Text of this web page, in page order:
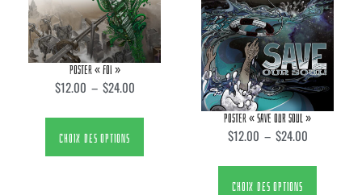
POSTER « FOI »
$12.00 – $24.00
CHOIX DES OPTIONS
POSTER « SAVE OUR SOUL »
$12.00 – $24.00
CHOIX DES OPTIONS